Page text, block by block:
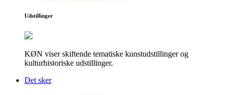
Udstillinger
KØN viser skiftende tematiske kunstudstillinger og
kulturhistoriske udstillinger.
Det sker